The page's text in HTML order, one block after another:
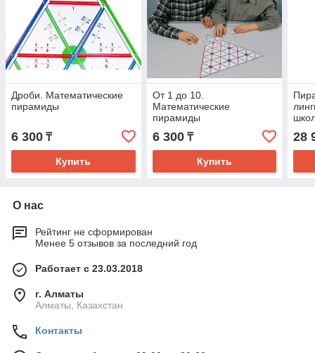
Дроби. Математические
пирамиды
6 300 ₸
Купить
От 1 до 10.
Математические
пирамиды
6 300₸
Купить
28
О нас
Рейтинг не сформирован
Менее 5 отзывов за последний год
Работает с 23.03.2018
г. Алматы
Алматы, Казахстан
Контакты